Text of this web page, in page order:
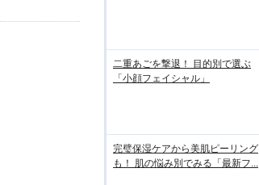
二重あごを撃退！ 目的別で選ぶ
「小顔フェイシャル」
完璧保湿ケアから美肌ピーリング
も！ 肌の悩み別でみる「最新フ...